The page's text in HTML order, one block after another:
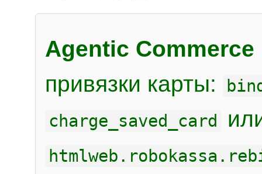
Agentic Commerce
привязки карты:
charge_saved_card